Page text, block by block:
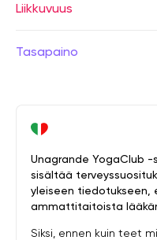
Liikkuvuus
Tasapaino
Unagrande YogaClub -
sisältää
yleiseen tiedotukseen,
ammattitaitoista
Siksi, ennen kuin teet